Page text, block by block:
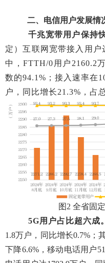
二、电信用户发展情
千兆宽带用户保持
定）互联网宽带接入用户
中，FTTH/0用户2160.2
数的94.1% ；接入速率在
户，同比增长21.3%，占
图 2 全省固
5G用户占比超六成
1.8万户，同比增长0.7% ；
下降6.6%，移动电话用户